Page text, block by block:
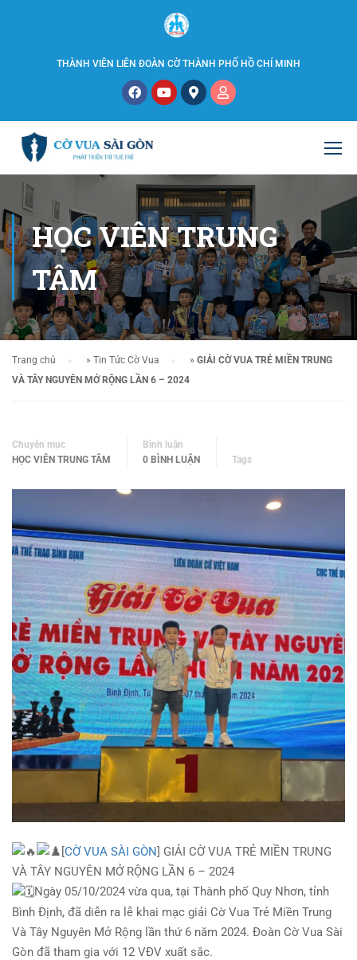
THÀNH VIÊN LIÊN ĐOÀN CỜ THÀNH PHỐ HỒ CHÍ MINH
HỌC VIÊN TRUNG
TÂM
Trang chủ » Tin Tức Cờ Vua » GIẢI CỜ VUA TRẺ MIỀN TRUNG
VÀ TÂY NGUYÊN MỞ RỘNG LẦN 6 – 2024
Chuyên mục
HỌC VIÊN TRUNG TÂM
Bình luận
0 BÌNH LUẬN
Tags
[CỜ VUA SÀI GÒN] GIẢI CỜ VUA TRẺ MIỀN TRUNG
VÀ TÂY NGUYÊN MỞ RỘNG LẦN 6 – 2024
Ngày 05/10/2024 vừa qua, tại Thành phố Quy Nhơn, tỉnh
Bình Định, đã diễn ra lễ khai mạc giải Cờ Vua Trẻ Miền Trung
Và Tây Nguyên Mở Rộng lần thứ 6 năm 2024. Đoàn Cờ Vua Sài
Gòn đã tham gia với 12 VĐV xuất sắc.